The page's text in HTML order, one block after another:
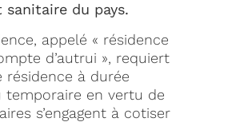
du pays.
appelé « résidence
d’autrui », requiert
à durée
temporaire en vertu de
s’engagent à cotiser